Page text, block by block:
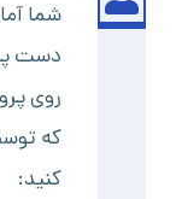
شما
دست
روی
که
کنید: